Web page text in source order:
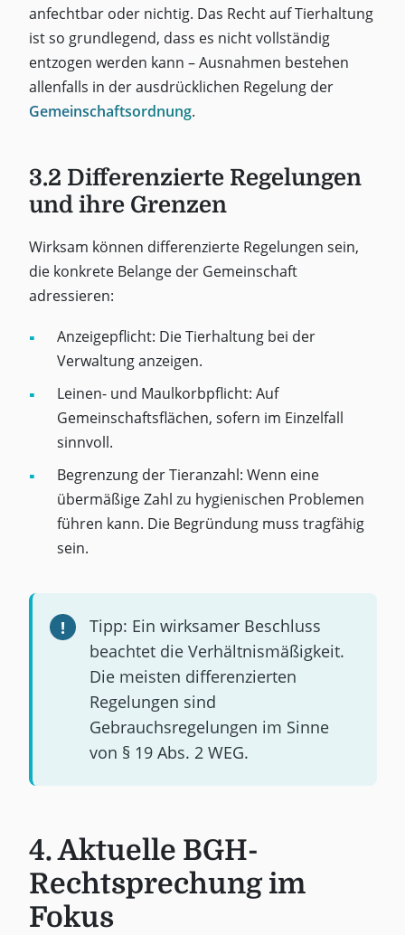
anfechtbar oder nichtig. Das Recht auf Tierhaltung
ist so grundlegend, dass es nicht vollständig
entzogen werden kann – Ausnahmen bestehen
allenfalls in der ausdrücklichen Regelung der
Gemeinschaftsordnung.
3.2 Differenzierte Regelungen
und ihre Grenzen
Wirksam können differenzierte Regelungen sein,
die konkrete Belange der Gemeinschaft
adressieren:
Anzeigepflicht: Die Tierhaltung bei der
Verwaltung anzeigen.
Leinen- und Maulkorbpflicht: Auf
Gemeinschaftsflächen, sofern im Einzelfall
sinnvoll.
Begrenzung der Tieranzahl: Wenn eine
übermäßige Zahl zu hygienischen Problemen
führen kann. Die Begründung muss tragfähig
sein.
Tipp: Ein wirksamer Beschluss
beachtet die Verhältnismäßigkeit.
Die meisten differenzierten
Regelungen sind
Gebrauchsregelungen im Sinne
von § 19 Abs. 2 WEG.
4. Aktuelle BGH-
Rechtsprechung im
Fokus